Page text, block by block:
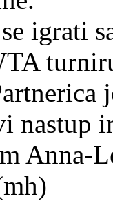
igrati
nastup
Anna-